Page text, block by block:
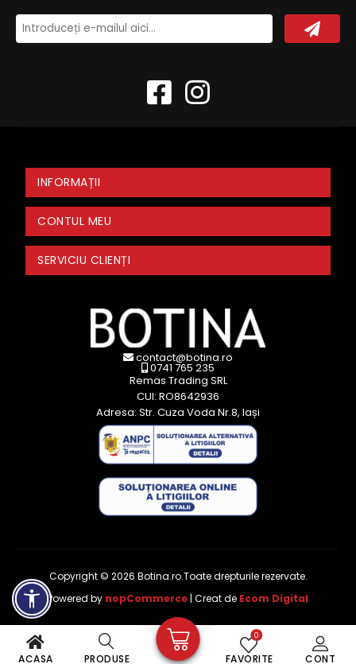
ACASA PRODUSE CONT
FAVORITE
0
INFORMAȚII
CONTUL MEU
SERVICIU CLIENȚI
contact@botina.ro
0741 765 235
Remas Trading SRL
CUI: RO8642936
Adresa: Str. Cuza Voda Nr.8, Iași
Copyright © 2026 Botina.ro.Toate drepturile rezervate.
Powered by nopCommerce | Creat de Ecom Digital